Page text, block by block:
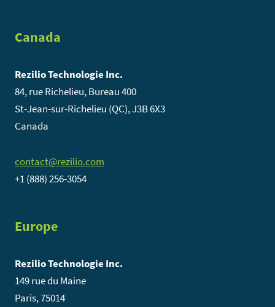
»
–
RAAS
Canada
Rezilio Technologie Inc.
84, rue Richelieu, Bureau 400
St-Jean-sur-Richelieu (QC), J3B 6X3
Canada
contact@rezilio.com
+1 (888) 256-3054
Europe
Rezilio Technologie Inc.
149 rue du Maine
Paris, 75014